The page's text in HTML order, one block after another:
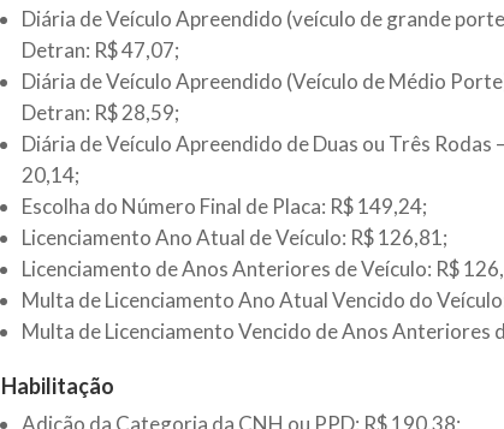
Diária de Veículo Apreendido (veículo de grande
Detran: R$ 47,07;
Diária de Veículo Apreendido (Veículo de Médio
Detran: R$ 28,59;
Diária de Veículo Apreendido de Duas ou Três
20,14;
Escolha do Número Final de Placa: R$ 149,24;
Licenciamento Ano Atual de Veículo: R$ 126,81;
Licenciamento de Anos Anteriores de Veículo: R$
Multa de Licenciamento Ano Atual Vencido do
Multa de Licenciamento Vencido de Anos Anteriores
Habilitação
Adição da Categoria da CNH ou PPD: R$ 190,38;